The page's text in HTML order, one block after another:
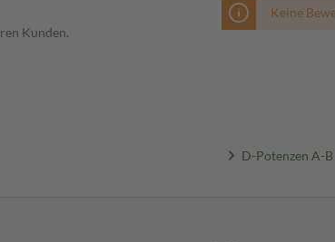
Kunden.
Keine
D-Potenzen A-B